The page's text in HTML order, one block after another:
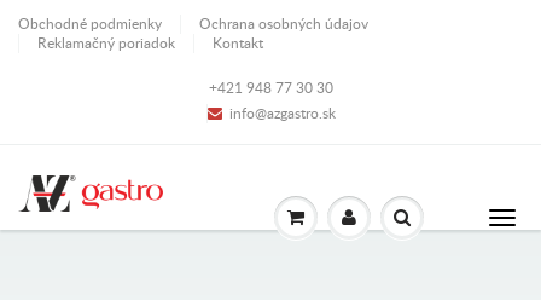
Obchodné podmienky
Ochrana osobných údajov
Reklamačný poriadok
Kontakt
+421 948 77 30 30
info@azgastro.sk